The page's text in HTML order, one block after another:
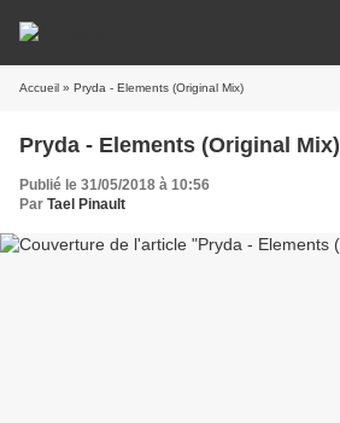
Accueil » Pryda - Elements (Original Mix)
Pryda - Elements (Original Mix)
Publié le 31/05/2018 à 10:56
Par Tael Pinault